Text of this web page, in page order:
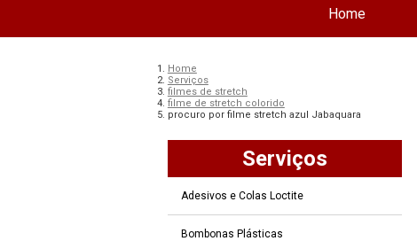
Home
Home
Serviços
filmes de stretch
filme de stretch colorido
procuro por filme stretch azul Jabaquara
Serviços
Adesivos e Colas Loctite
Bombonas Plásticas